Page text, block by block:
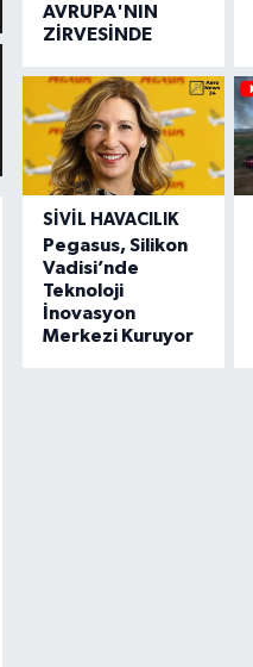
AVRUPA'NIN
ZİRVESİNDE
SIVIL HAVACILIK
Pegasus, Silikon
Vadisi’nde
Teknoloji
İnovasyon
Merkezi Kuruyor